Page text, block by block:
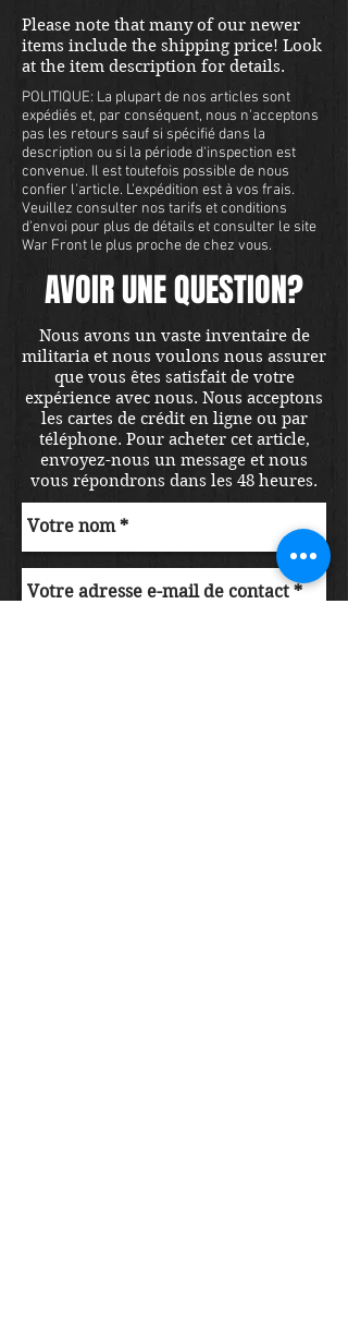
Please note that many of our newer
items include the shipping price! Look
at the item description for details.
POLITIQUE: La plupart de nos articles sont
expédiés et, par conséquent, nous n'acceptons
pas les retours sauf si spécifié dans la
description ou si la période d'inspection est
convenue. Il est toutefois possible de nous
confier l'article. L'expédition est à vos frais.
Veuillez consulter nos tarifs et conditions
d'envoi pour plus de détails et consulter le site
War Front le plus proche de chez vous.
AVOIR UNE QUESTION?
Nous avons un vaste inventaire de
militaria et nous voulons nous assurer
que vous êtes satisfait de votre
expérience avec nous. Nous acceptons
les cartes de crédit en ligne ou par
téléphone. Pour acheter cet article,
envoyez-nous un message et nous
vous répondrons dans les 48 heures.